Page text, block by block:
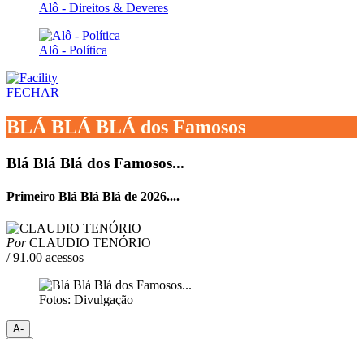
Alô - Direitos & Deveres
Alô - Política
FECHAR
BLÁ BLÁ BLÁ dos Famosos
Blá Blá Blá dos Famosos...
Primeiro Blá Blá Blá de 2026....
PorCLAUDIO TENÓRIO
/ 91.00 acessos
Fotos: Divulgação
A-